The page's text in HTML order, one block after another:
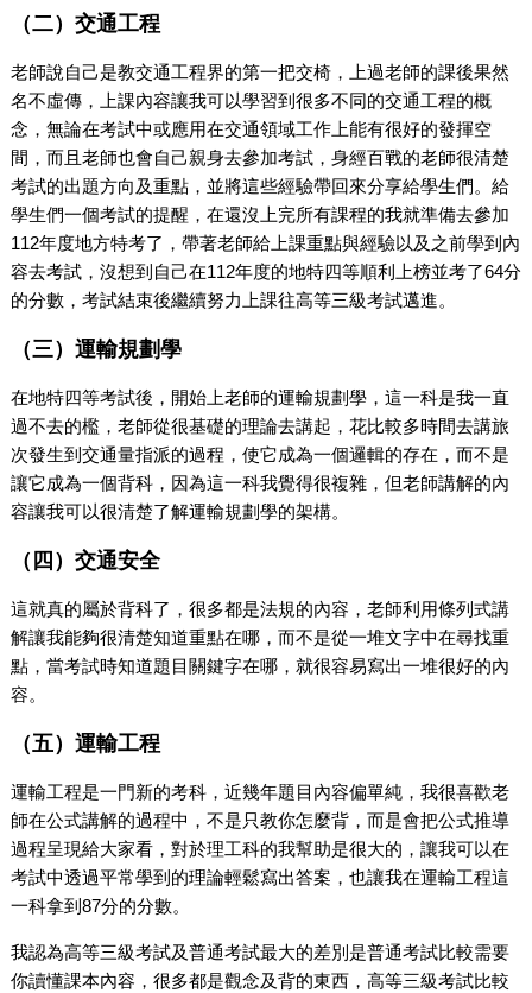
（二）交通工程
老師說自己是教交通工程界的第一把交椅，上過老師的課後果然
名不虛傳，上課內容讓我可以學習到很多不同的交通工程的概
念，無論在考試中或應用在交通領域工作上能有很好的發揮空
間，而且老師也會自己親身去參加考試，身經百戰的老師很清楚
考試的出題方向及重點，並將這些經驗帶回來分享給學生們。給
學生們一個考試的提醒，在還沒上完所有課程的我就準備去參加
112年度地方特考了，帶著老師給上課重點與經驗以及之前學到內
容去考試，沒想到自己在112年度的地特四等順利上榜並考了64分
的分數，考試結束後繼續努力上課往高等三級考試邁進。
（三）運輸規劃學
在地特四等考試後，開始上老師的運輸規劃學，這一科是我一直
過不去的檻，老師從很基礎的理論去講起，花比較多時間去講旅
次發生到交通量指派的過程，使它成為一個邏輯的存在，而不是
讓它成為一個背科，因為這一科我覺得很複雜，但老師講解的內
容讓我可以很清楚了解運輸規劃學的架構。
（四）交通安全
這就真的屬於背科了，很多都是法規的內容，老師利用條列式講
解讓我能夠很清楚知道重點在哪，而不是從一堆文字中在尋找重
點，當考試時知道題目關鍵字在哪，就很容易寫出一堆很好的內
容。
（五）運輸工程
運輸工程是一門新的考科，近幾年題目內容偏單純，我很喜歡老
師在公式講解的過程中，不是只教你怎麼背，而是會把公式推導
過程呈現給大家看，對於理工科的我幫助是很大的，讓我可以在
考試中透過平常學到的理論輕鬆寫出答案，也讓我在運輸工程這
一科拿到87分的分數。
我認為高等三級考試及普通考試最大的差別是普通考試比較需要
你讀懂課本內容，很多都是觀念及背的東西，高等三級考試比較